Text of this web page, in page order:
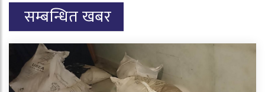
सम्बन्धित खबर